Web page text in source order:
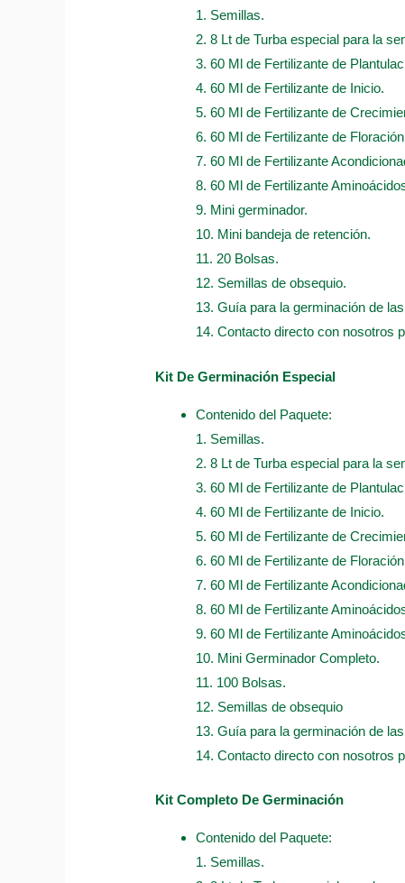
1. Semillas.
2. 8 Lt de Turba especial para la
3. 60 Ml de Fertilizante de
4. 60 Ml de Fertilizante de Inicio.
5. 60 Ml de Fertilizante de
6. 60 Ml de Fertilizante de
7. 60 Ml de Fertilizante
8. 60 Ml de Fertilizante
9. Mini germinador.
10. Mini bandeja de retención.
11. 20 Bolsas.
12. Semillas de obsequio.
13. Guía para la germinación de
14. Contacto directo con nosotros
Kit De Germinación Especial
Contenido del Paquete:
1. Semillas.
2. 8 Lt de Turba especial para la
3. 60 Ml de Fertilizante de
4. 60 Ml de Fertilizante de Inicio.
5. 60 Ml de Fertilizante de
6. 60 Ml de Fertilizante de
7. 60 Ml de Fertilizante
8. 60 Ml de Fertilizante
9. 60 Ml de Fertilizante
10. Mini Germinador Completo.
11. 100 Bolsas.
12. Semillas de obsequio
13. Guía para la germinación de
14. Contacto directo con nosotros
Kit Completo De Germinación
Contenido del Paquete:
1. Semillas.